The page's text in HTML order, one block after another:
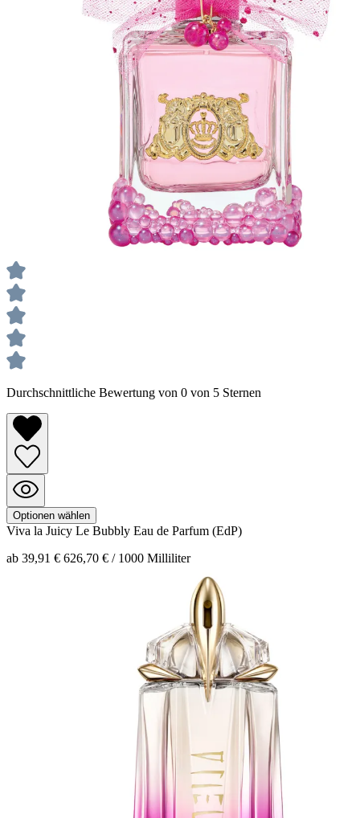
Durchschnittliche Bewertung von 0 von 5 Sternen
Optionen wählen
Viva la Juicy Le Bubbly Eau de Parfum (EdP)
ab 39,91 € 626,70 € / 1000 Milliliter